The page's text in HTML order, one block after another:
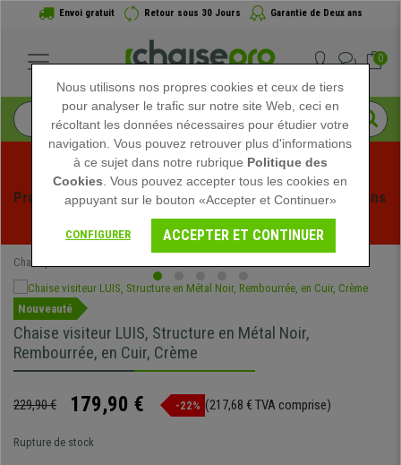
Envoi gratuit Retour sous 30 Jours Garantie de Deux ans
0
Profitez des soldes d'été chez Chaisepro ! Des réductions
exclusives pour une durée limitée - Voir l'offre
Chaisepro
Nouveauté
Chaise visiteur LUIS, Structure en Métal Noir,
Rembourrée, en Cuir, Crème
229,90 € 179,90 € -22% (217,68 € TVA comprise)
Rupture de stock
Nous utilisons nos propres cookies et ceux de tiers
pour analyser le trafic sur notre site Web, ceci en
récoltant les données nécessaires pour étudier votre
navigation. Vous pouvez retrouver plus d'informations
à ce sujet dans notre rubrique Politique des
Cookies . Vous pouvez accepter tous les cookies en
appuyant sur le bouton «Accepter et Continuer»
CONFIGURER ACCEPTER ET CONTINUER